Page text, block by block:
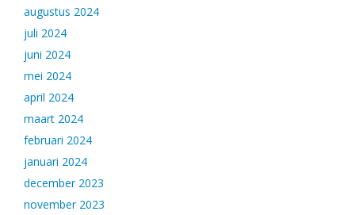
augustus 2024
juli 2024
juni 2024
mei 2024
april 2024
maart 2024
februari 2024
januari 2024
december 2023
november 2023